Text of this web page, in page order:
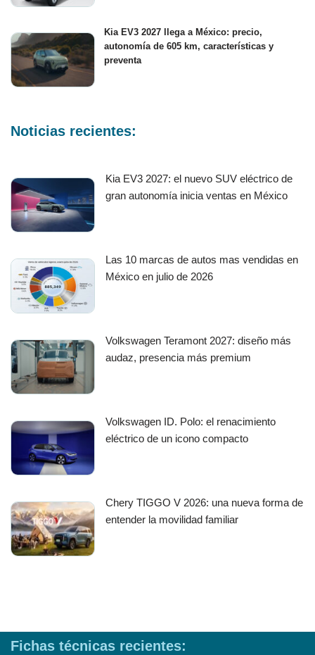
Kia EV3 2027 llega a México: precio,
autonomía de 605 km, características y
preventa
Noticias recientes:
Kia EV3 2027: el nuevo SUV eléctrico de
gran autonomía inicia ventas en México
Las 10 marcas de autos mas vendidas en
México en julio de 2026
Volkswagen Teramont 2027: diseño más
audaz, presencia más premium
Volkswagen ID. Polo: el renacimiento
eléctrico de un icono compacto
Chery TIGGO V 2026: una nueva forma de
entender la movilidad familiar
Fichas técnicas recientes: